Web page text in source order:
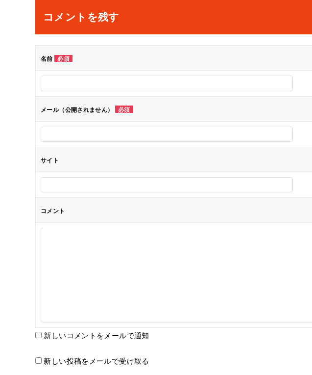
ナ
ビ
ゲ
ー
シ
ョ
コメントを残す
名前 必須
メール（公開されません） 必須
サイト
コメント
新しいコメントをメールで通知
新しい投稿をメールで受け取る